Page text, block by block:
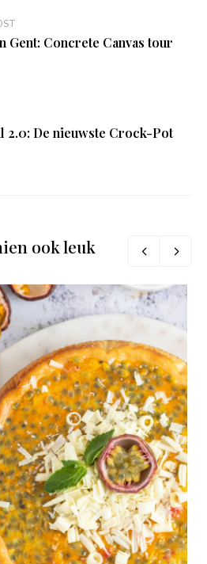
Gent: Concrete Canvas tour
2.0: De nieuwste Crock-Pot
ook leuk